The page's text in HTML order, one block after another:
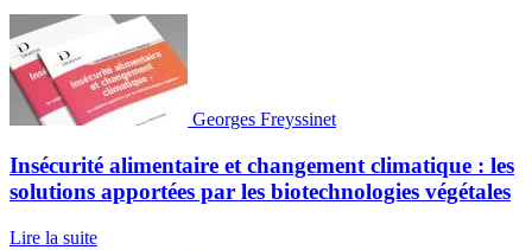
Georges Freyssinet
Insécurité alimentaire et changement climatique : les
solutions apportées par les biotechnologies végétales
Lire la suite